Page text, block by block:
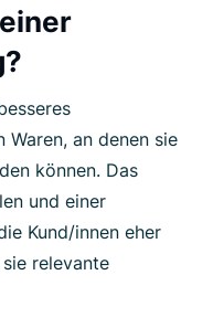
Waren, an denen sie
können. Das
und einer
Kund/innen eher
relevante